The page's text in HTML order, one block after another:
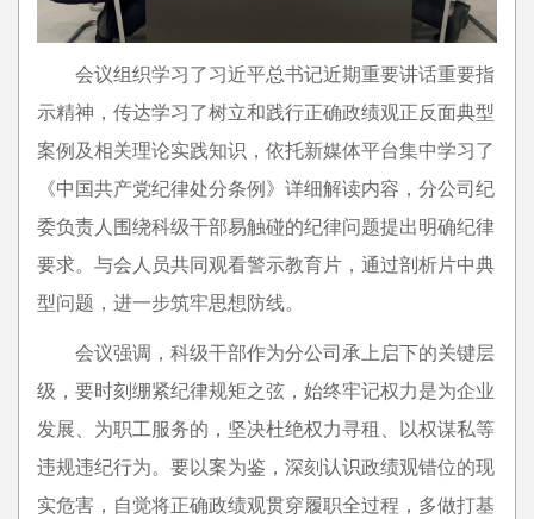
会议组织学习了习近平总书记近期重要讲话重要指
示精神，传达学习了树立和践行正确政绩观正反面典型
案例及相关理论实践知识，依托新媒体平台集中学习了
《中国共产党纪律处分条例》详细解读内容，分公司纪
委负责人围绕科级干部易触碰的纪律问题提出明确纪律
要求。与会人员共同观看警示教育片，通过剖析片中典
型问题，进一步筑牢思想防线。
会议强调，科级干部作为分公司承上启下的关键层
级，要时刻绷紧纪律规矩之弦，始终牢记权力是为企业
发展、为职工服务的，坚决杜绝权力寻租、以权谋私等
违规违纪行为。要以案为鉴，深刻认识政绩观错位的现
实危害，自觉将正确政绩观贯穿履职全过程，多做打基